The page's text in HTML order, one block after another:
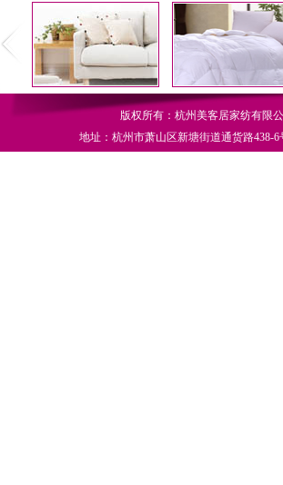
版权所有：杭州美客居家纺有限公
地址：杭州市萧山区新塘街道通货路438-6